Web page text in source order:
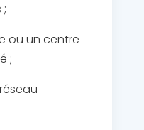
ou un centre
;